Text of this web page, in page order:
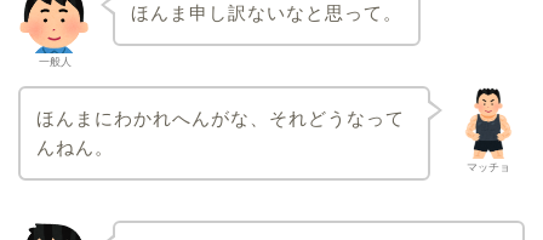
一般人
ほんま申し訳ないなと思って。
マッチョ
ほんまにわかれへんがな、それどうなって
んねん。